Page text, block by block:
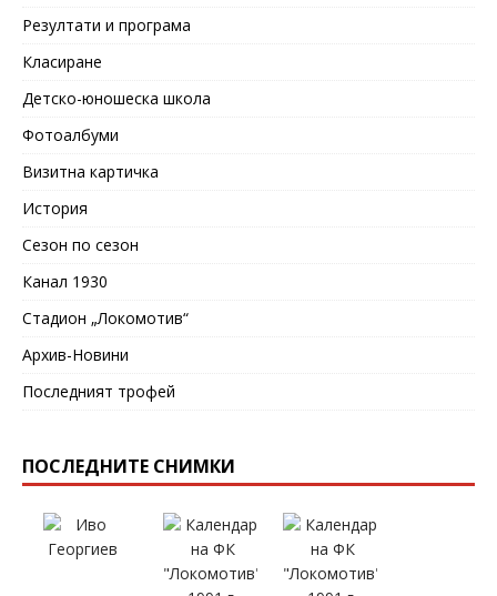
Резултати и програма
Класиране
Детско-юношеска школа
Фотоалбуми
Визитна картичка
История
Сезон по сезон
Канал 1930
Стадион „Локомотив“
Архив-Новини
Последният трофей
ПОСЛЕДНИТЕ СНИМКИ